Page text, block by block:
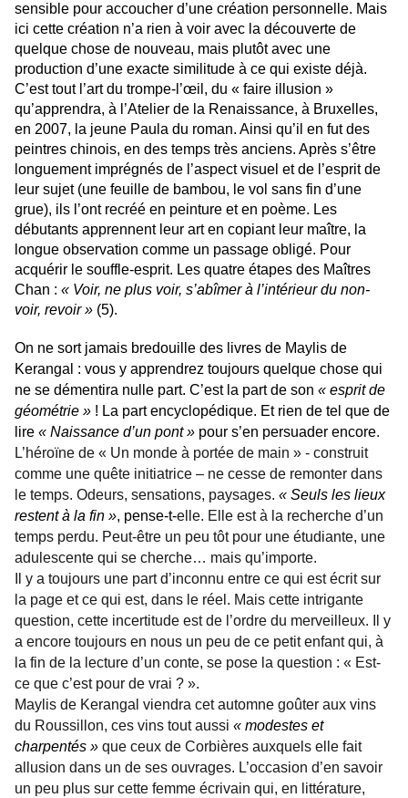
sensible pour accoucher d’une création personnelle. Mais
ici cette création n’a rien à voir avec la découverte de
quelque chose de nouveau, mais plutôt avec une
production d’une exacte similitude à ce qui existe déjà.
C’est tout l’art du trompe-l’œil, du « faire illusion »
qu’apprendra, à l’Atelier de la Renaissance, à Bruxelles,
en 2007, la jeune Paula du roman. Ainsi qu’il en fut des
peintres chinois, en des temps très anciens. Après s’être
longuement imprégnés de l’aspect visuel et de l’esprit de
leur sujet (une feuille de bambou, le vol sans fin d’une
grue), ils l’ont recréé en peinture et en poème. Les
débutants apprennent leur art en copiant leur maître, la
longue observation comme un passage obligé. Pour
acquérir le souffle-esprit. Les quatre étapes des Maîtres
Chan : « Voir, ne plus voir, s’abîmer à l’intérieur du non-
voir, revoir » (5).
On ne sort jamais bredouille des livres de Maylis de
Kerangal : vous y apprendrez toujours quelque chose qui
ne se démentira nulle part. C’est la part de son « esprit de
géométrie » ! La part encyclopédique. Et rien de tel que de
lire « Naissance d’un pont » pour s’en persuader encore.
L’héroïne de « Un monde à portée de main » - construit
comme une quête initiatrice – ne cesse de remonter dans
le temps. Odeurs, sensations, paysages. « Seuls les lieux
restent à la fin », pense-t-elle. Elle est à la recherche d’un
temps perdu. Peut-être un peu tôt pour une étudiante, une
adulescente qui se cherche… mais qu’importe.
Il y a toujours une part d’inconnu entre ce qui est écrit sur
la page et ce qui est, dans le réel. Mais cette intrigante
question, cette incertitude est de l’ordre du merveilleux. Il y
a encore toujours en nous un peu de ce petit enfant qui, à
la fin de la lecture d’un conte, se pose la question : « Est-
ce que c’est pour de vrai ? ».
Maylis de Kerangal viendra cet automne goûter aux vins
du Roussillon, ces vins tout aussi « modestes et
charpentés » que ceux de Corbières auxquels elle fait
allusion dans un de ses ouvrages. L’occasion d’en savoir
un peu plus sur cette femme écrivain qui, en littérature,